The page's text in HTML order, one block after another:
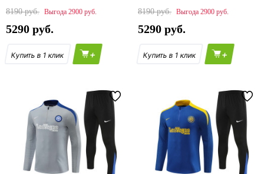
8190
2900
5290
+
8190
2900
5290
+